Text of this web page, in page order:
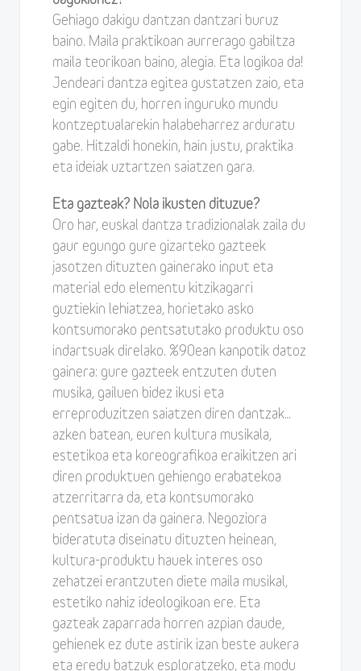
Gehiago dakigu dantzan dantzari buruz
baino. Maila praktikoan aurrerago gabiltza
maila teorikoan baino, alegia. Eta logikoa da!
Jendeari dantza egitea gustatzen zaio, eta
egin egiten du, horren inguruko mundu
kontzeptualarekin halabeharrez arduratu
gabe. Hitzaldi honekin, hain justu, praktika
eta ideiak uztartzen saiatzen gara.
Eta gazteak? Nola ikusten dituzue?
Oro har, euskal dantza tradizionalak zaila du
gaur egungo gure gizarteko gazteek
jasotzen dituzten gainerako input eta
material edo elementu kitzikagarri
guztiekin lehiatzea, horietako asko
kontsumorako pentsatutako produktu oso
indartsuak direlako. %90ean kanpotik datoz
gainera: gure gazteek entzuten duten
musika, gailuen bidez ikusi eta
erreproduzitzen saiatzen diren dantzak…
azken batean, euren kultura musikala,
estetikoa eta koreografikoa eraikitzen ari
diren produktuen gehiengo erabatekoa
atzerritarra da, eta kontsumorako
pentsatua izan da gainera. Negoziora
bideratuta diseinatu dituzten heinean,
kultura-produktu hauek interes oso
zehatzei erantzuten diete maila musikal,
estetiko nahiz ideologikoan ere. Eta
gazteak zaparrada horren azpian daude,
gehienek ez dute astirik izan beste aukera
eta eredu batzuk esploratzeko, eta modu